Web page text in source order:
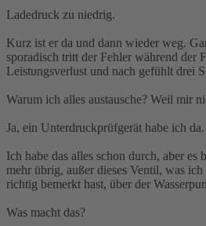
Ladedruck zu niedrig.
Kurz ist er da und dann wieder weg.
sporadisch tritt der Fehler während der
Leistungsverlust und nach gefühlt drei
Warum ich alles austausche? Weil mir
Ja, ein Unterdruckprüfgerät habe ich
Ich habe das alles schon durch, aber es
mehr übrig, außer dieses Ventil, was
richtig bemerkt hast, über der
Was macht das?